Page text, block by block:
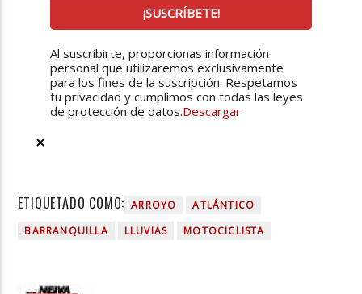
Al suscribirte, proporcionas información
personal que utilizaremos exclusivamente
para los fines de la suscripción. Respetamos
tu privacidad y cumplimos con todas las leyes
de protección de datos.Descargar
ETIQUETADO COMO: ARROYO
ATLÁNTICO
BARRANQUILLA
LLUVIAS MOTOCICLISTA